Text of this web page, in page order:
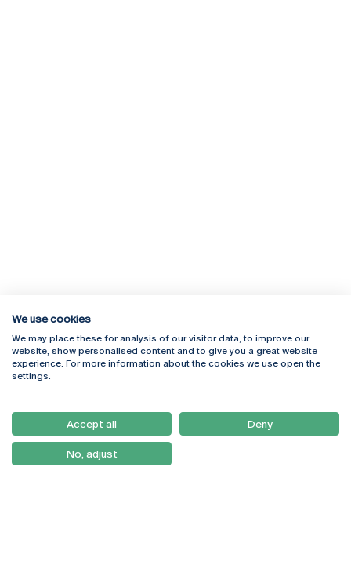
Rua Diogo Botelho 1327
4169-005 Porto
+351 226 196 240
Campus Online
Webmail
Como Chegar
Newsletter
We use cookies
We may place these for analysis of our visitor data, to improve our
website, show personalised content and to give you a great website
experience. For more information about the cookies we use open the
settings.
Accept all Deny
No, adjust